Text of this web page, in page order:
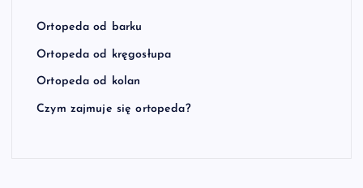
Ortopeda od barku
Ortopeda od kręgosłupa
Ortopeda od kolan
Czym zajmuje się ortopeda?